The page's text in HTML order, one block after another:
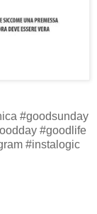
#goodsunday
#goodlife
#instalogic